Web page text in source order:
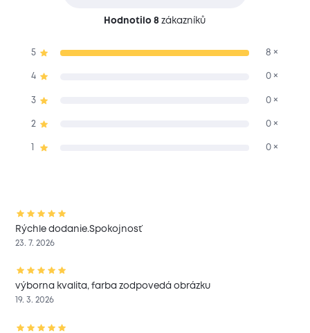
Hodnotilo 8 zákazníků
5 8 ×
4 0 ×
3 0 ×
2 0 ×
0 ×
Rýchle dodanie.Spokojnosť
23. 7. 2026
výborna kvalita, farba zodpovedá obrázku
19. 3. 2026